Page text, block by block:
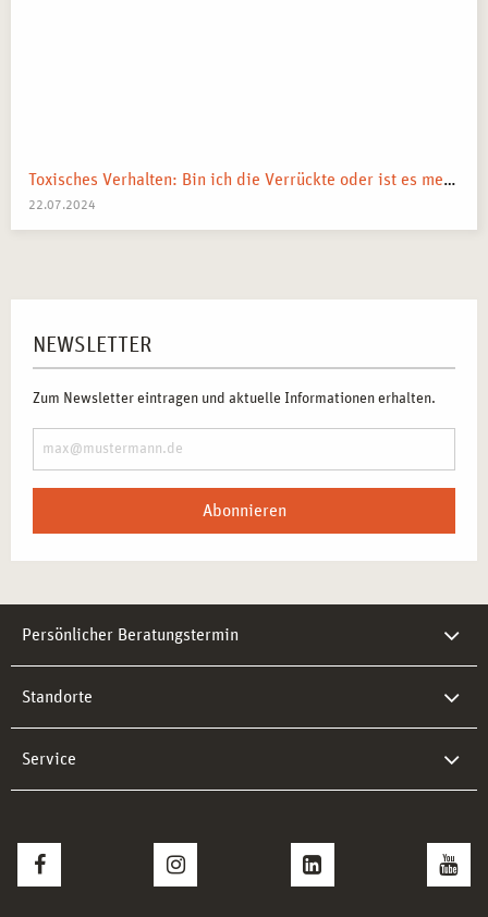
Toxisches Verhalten: Bin ich die Verrückte oder ist es mein Umfeld?
22.07.2024
NEWSLETTER
Zum Newsletter eintragen und aktuelle Informationen erhalten.
Abonnieren
Persönlicher Beratungstermin
Standorte
Service